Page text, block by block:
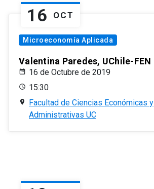
16 OCT
Microeconomía Aplicada
Valentina Paredes, UChile-FEN
16 de Octubre de 2019
15:30
Facultad de Ciencias Económicas y
Administrativas UC